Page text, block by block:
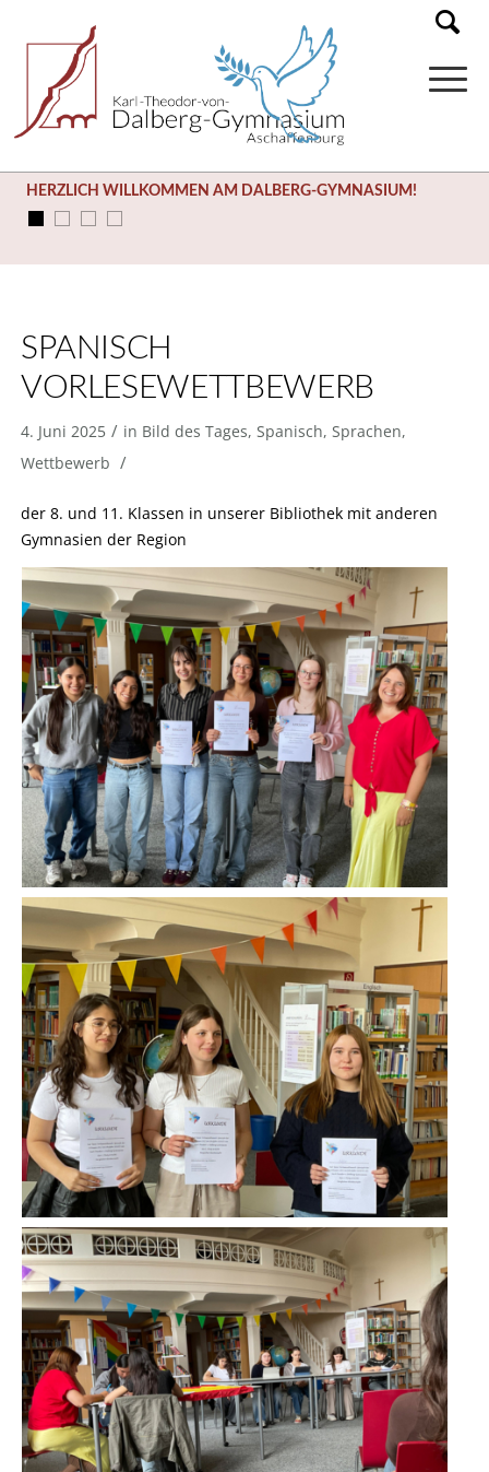
HERZLICH WILLKOMMEN AM DALBERG-GYMNASIUM!
SPANISCH
VORLESEWETTBEWERB
4. Juni 2025 / in Bild des Tages, Spanisch, Sprachen,
Wettbewerb /
der 8. und 11. Klassen in unserer Bibliothek mit anderen
Gymnasien der Region